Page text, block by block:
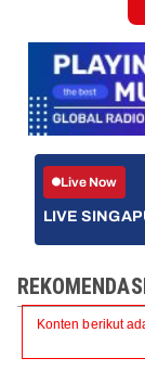
Live Now
LIVE